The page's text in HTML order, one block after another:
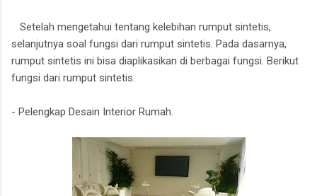
Setelah mengetahui tentang kelebihan rumput sintetis,
selanjutnya soal fungsi dari rumput sintetis. Pada dasarnya,
rumput sintetis ini bisa diaplikasikan di berbagai fungsi. Berikut
fungsi dari rumput sintetis.
- Pelengkap Desain Interior Rumah.